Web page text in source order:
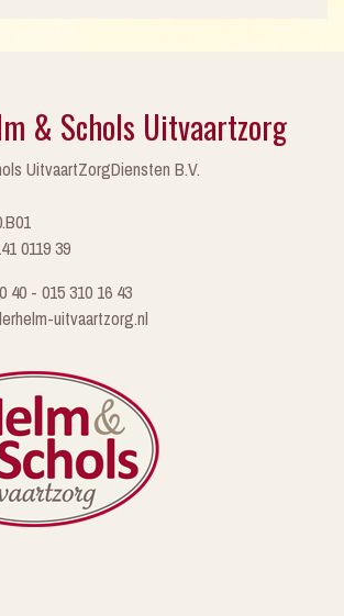
& Schols Uitvaartzorg
UitvaartZorgDiensten B.V.
0119 39
40 - 015 310 16 43
uitvaartzorg.nl